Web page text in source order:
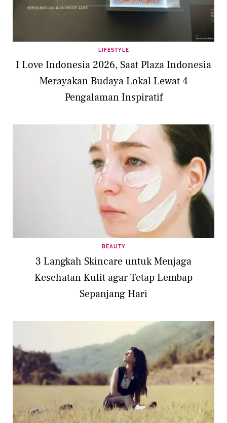
LIFESTYLE
I Love Indonesia 2026, Saat Plaza Indonesia
Merayakan Budaya Lokal Lewat 4
Pengalaman Inspiratif
BEAUTY
3 Langkah Skincare untuk Menjaga
Kesehatan Kulit agar Tetap Lembap
Sepanjang Hari